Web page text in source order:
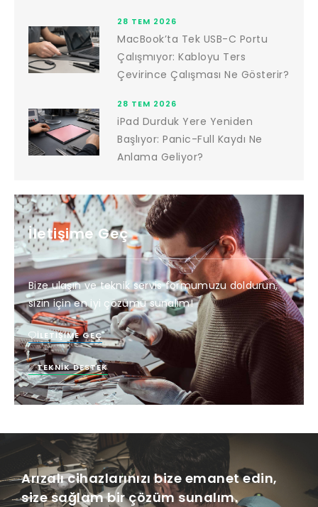
28 TEM 2026
MacBook’ta Tek USB-C Portu
Çalışmıyor: Kabloyu Ters
Çevirince Çalışması Ne Gösterir?
28 TEM 2026
iPad Durduk Yere Yeniden
Başlıyor: Panic-Full Kaydı Ne
Anlama Geliyor?
İletişime Geç
Bize ulaşın ve teknik servis formumuzu doldurun,
sizin için en iyi çözümü sunalım!
İLETIŞIME GEÇ
TEKNIK DESTEK
Arızalı cihazlarınızı bize emanet edin,
size sağlam bir çözüm sunalım.